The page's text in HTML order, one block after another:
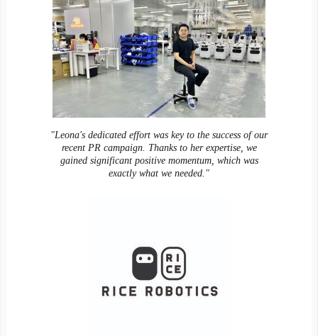
"Leona's dedicated effort was key to the success of our
recent PR campaign. Thanks to her expertise, we
gained significant positive momentum, which was
exactly what we needed."